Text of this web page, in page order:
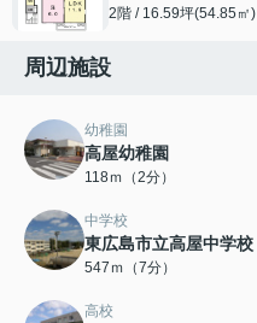
2階 / 16.59坪(54.85㎡)
周辺施設
幼稚園
高屋幼稚園
118ｍ（2分）
中学校
東広島市立高屋中学校
547ｍ（7分）
高校